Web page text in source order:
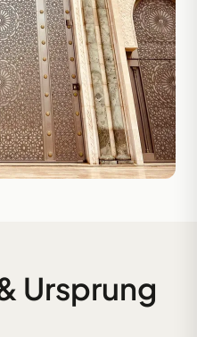
Ursprung